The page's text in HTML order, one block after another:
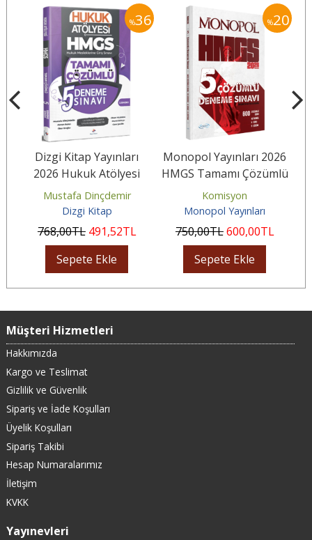
%36
Dizgi Kitap Yayınları
2026 Hukuk Atölyesi
HMGS Tamamı Çözümlü
5 Deneme...
Mustafa Dinçdemir
Dizgi Kitap
768,00TL 491,52TL
Sepete Ekle
%20
Monopol Yayınları 2026
HMGS Tamamı Çözümlü
5 Deneme Sınavı
Komisyon
Monopol Yayınları
750,00TL600,00TL
Sepete Ekle
Müşteri Hizmetleri
Hakkımızda
Kargo ve Teslimat
Gizlilik ve Güvenlik
Sipariş ve İade Koşulları
Üyelik Koşulları
Sipariş Takibi
Hesap Numaralarımız
İletişim
KVKK
Yayınevleri